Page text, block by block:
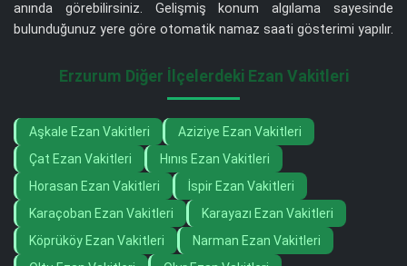
anında görebilirsiniz. Gelişmiş konum algılama sayesinde
bulunduğunuz yere göre otomatik namaz saati gösterimi yapılır.
Erzurum Diğer İlçelerdeki Ezan Vakitleri
Aşkale Ezan Vakitleri
Aziziye Ezan Vakitleri
Çat Ezan Vakitleri
Hınıs Ezan Vakitleri
Horasan Ezan Vakitleri
İspir Ezan Vakitleri
Karaçoban Ezan Vakitleri
Karayazı Ezan Vakitleri
Köprüköy Ezan Vakitleri
Narman Ezan Vakitleri